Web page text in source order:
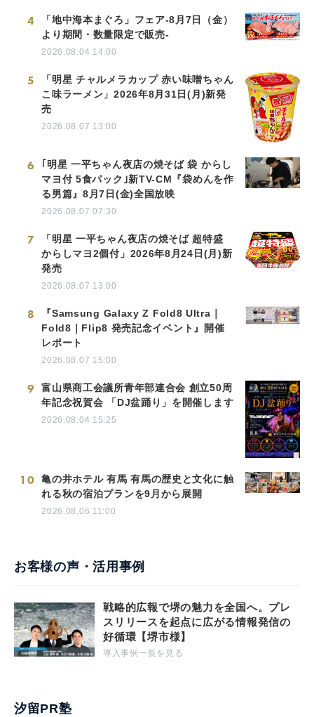
4
「地中海本まぐろ」フェア-8月7日（金）
より期間・数量限定で販売-
2026.08.04 14:00
5
「明星 チャルメラカップ 赤い味噌ちゃん
こ味ラーメン」2026年8月31日(月)新発
売
2026.08.07 13:00
6
｢明星 一平ちゃん夜店の焼そば 袋 からし
マヨ付 5食パック｣新TV-CM『袋めんを作
る男篇』8月7日(金)全国放映
2026.08.07 07:30
7
「明星 一平ちゃん夜店の焼そば 超特盛
からしマヨ2個付」2026年8月24日(月)新
発売
2026.08.07 13:00
8
『Samsung Galaxy Z Fold8 Ultra｜
Fold8｜Flip8 発売記念イベント』開催
レポート
2026.08.07 15:00
9
富山県商工会議所青年部連合会 創立50周
年記念祝賀会 「DJ盆踊り」を開催します
2026.08.04 15:25
10
亀の井ホテル 有馬 有馬の歴史と文化に触
れる秋の宿泊プランを9月から展開
2026.08.06 11:00
お客様の声・活用事例
戦略的広報で堺の魅力を全国へ。プレ
スリリースを起点に広がる情報発信の
好循環【堺市様】
導入事例一覧を見る
汐留PR塾